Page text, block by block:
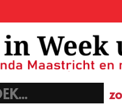
>
>
Week IN Week UIT -
Maastricht
Batterijstraat 48,
06 40 23 06 21